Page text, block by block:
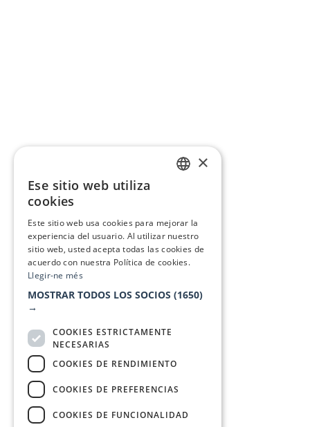
×
Ese sitio web utiliza
cookies
Este sitio web usa cookies para mejorar la
experiencia del usuario. Al utilizar nuestro
sitio web, usted acepta todas las cookies de
acuerdo con nuestra Política de cookies.
Llegir-ne més
MOSTRAR TODOS LOS SOCIOS (1650)
→
COOKIES ESTRICTAMENTE
NECESARIAS
COOKIES DE RENDIMIENTO
COOKIES DE PREFERENCIAS
COOKIES DE FUNCIONALIDAD